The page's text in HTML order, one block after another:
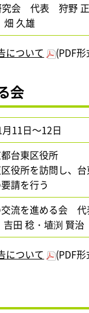
究会 代表 狩野
畑 久雄
について (PDF
会
11日～12日
台東区役所
役所を訪問し、
を行う
交流を進める会
吉田 稔・埴渕 賢治
について (PDF